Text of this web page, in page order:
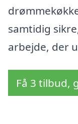
samtidig
arbejde, der
Få 3 tilbud,